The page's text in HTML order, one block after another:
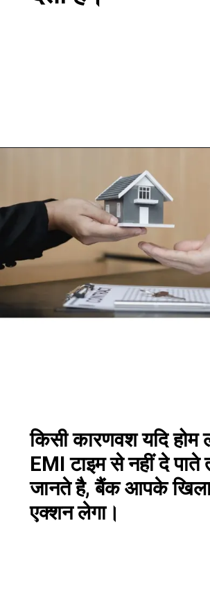
किसी कारणवश यदि होम
EMI टाइम से नहीं दे
जानते है, बैंक आपके
एक्शन लेगा।